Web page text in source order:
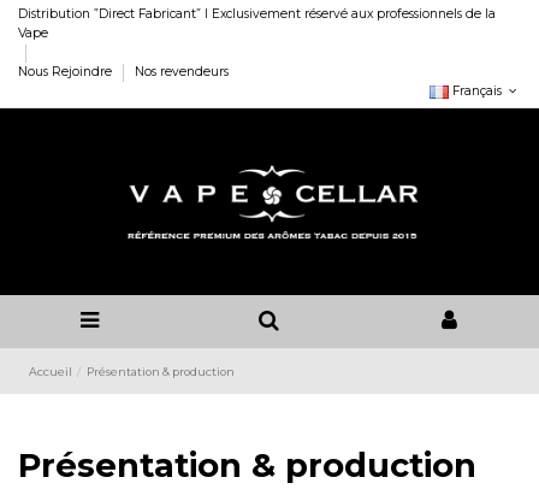
Distribution ”Direct Fabricant” I Exclusivement réservé aux professionnels de la
Vape
Nous Rejoindre
Nos revendeurs
Français
Accueil Présentation & production
Présentation & production